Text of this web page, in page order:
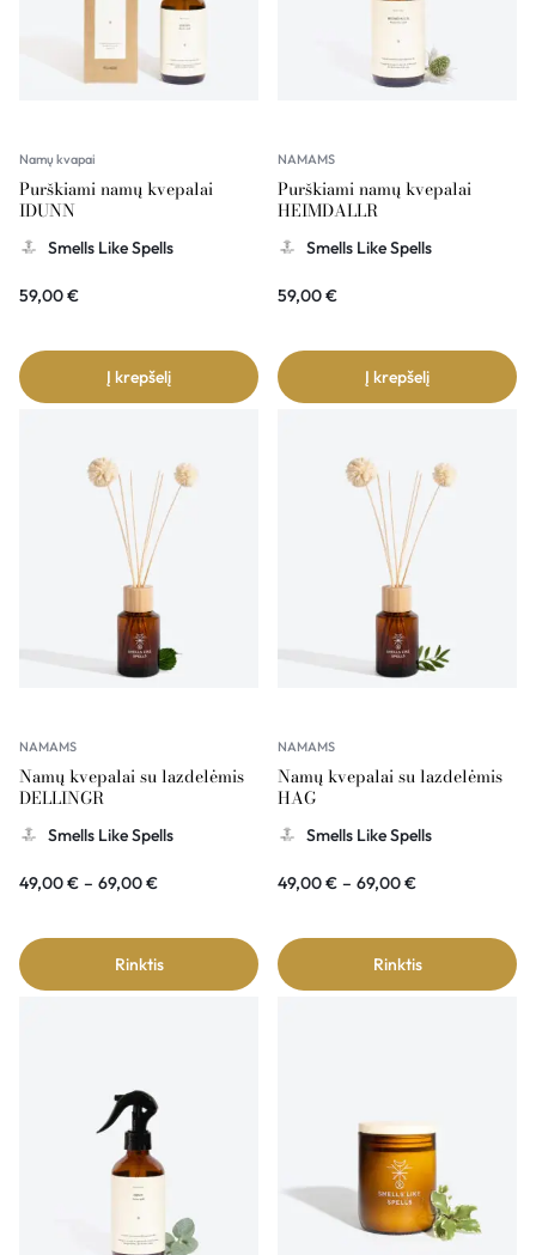
Namų kvapai
Purškiami namų kvepalai
IDUNN
Smells Like Spells
59,00€
Į krepšelį
NAMAMS
Purškiami namų kvepalai
HEIMDALLR
Smells Like Spells
59,00€
Į krepšelį
NAMAMS
Namų kvepalai su lazdelėmis
DELLINGR
Smells Like Spells
49,00€ – 69,00€
Rinktis
NAMAMS
Namų kvepalai su lazdelėmis
HAG
Smells Like Spells
49,00€ – 69,00€
Rinktis